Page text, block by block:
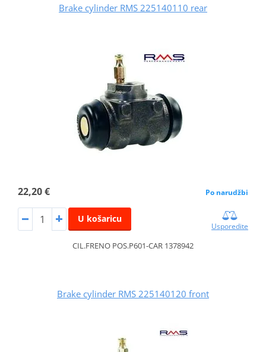
Brake cylinder RMS 225140110 rear
22,20 € Po narudžbi
U košaricu
Usporedite
CIL.FRENO POS.P601-CAR 1378942
Brake cylinder RMS 225140120 front